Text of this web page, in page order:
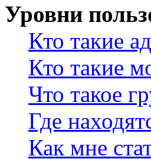
Уровни
Кто такие
Кто такие
Что такое
Где
Как мне